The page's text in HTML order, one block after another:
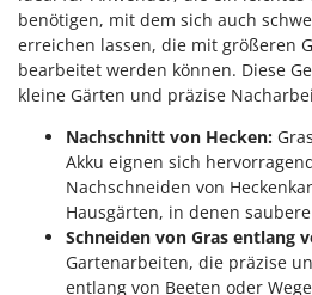
benötigen, mit dem sich auch
erreichen lassen, die mit größeren
bearbeitet werden können. Diese
kleine Gärten und präzise
Nachschnitt von Hecken:
Akku eignen sich
Nachschneiden von
Hausgärten, in denen
Schneiden von Gras entlang
Gartenarbeiten, die präzise
entlang von Beeten oder